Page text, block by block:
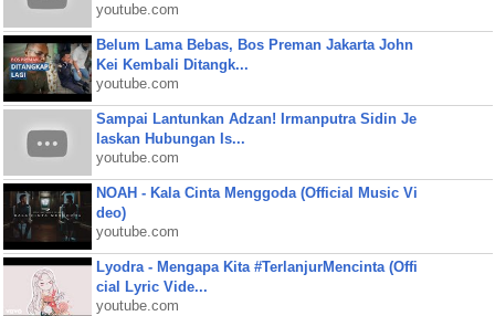
youtube.com
Belum Lama Bebas, Bos Preman Jakarta John
Kei Kembali Ditangk...
youtube.com
Sampai Lantunkan Adzan! Irmanputra Sidin Je
laskan Hubungan Is...
youtube.com
NOAH - Kala Cinta Menggoda (Official Music Vi
deo)
youtube.com
Lyodra - Mengapa Kita #TerlanjurMencinta (Offi
cial Lyric Vide...
youtube.com